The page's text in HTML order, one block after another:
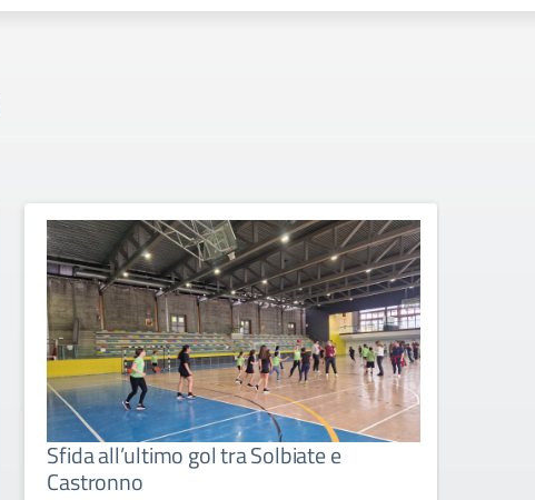
Sfida all’ultimo gol tra Solbiate e
Castronno